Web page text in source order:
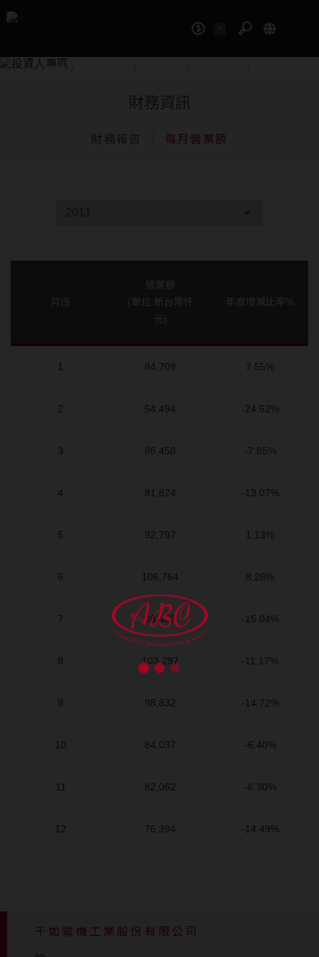
首頁
財務資訊
財務報告 每月營業額
月份
營業額
(單位:新台幣仟
元)
年度增減比率%
1 84,709 7.55%
2 54,494 -24.62%
3 86,458 -7.85%
4 81,824 -13.07%
5 92,797 1.13%
6 106,764 8.28%
7 98,453 -15.04%
8 103,297 -11.17%
9 98,832 -14.72%
10 84,037 -6.40%
11 82,062 -6.30%
12 76,394 -14.49%
千如電機工業股份有限公司